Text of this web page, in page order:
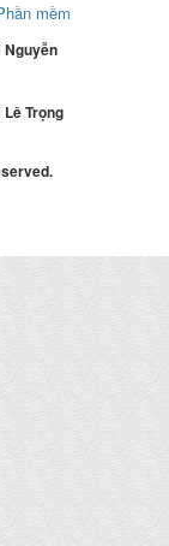
mềm
Nguyễn
Trọng